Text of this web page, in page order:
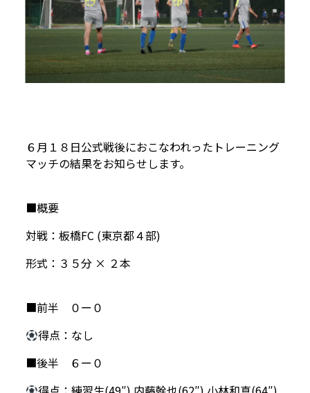
６月１８日公式戦後におこなわれったトレーニング
マッチの結果をお知らせします。
■概要
対戦：板橋FC (東京都４部)
形式：３５分 × ２本
■前半 ０ー０
得点：なし
■後半 ６ー０